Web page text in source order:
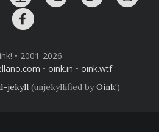
• 2001-2026
• oink.in • oink.wtf
jekyll (unjekyllified byOink!)